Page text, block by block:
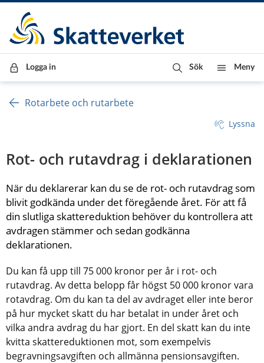
Till innehåll
Till navigationen
Till chattrobot
Logga in Sök Meny
Rotarbete och rutarbete
Lyssna
Rot- och rutavdrag i deklarationen
När du deklarerar kan du se de rot- och rutavdrag som
blivit godkända under det föregående året. För att få
din slutliga skattereduktion behöver du kontrollera att
avdragen stämmer och sedan godkänna
deklarationen.
Du kan få upp till 75 000 kronor per år i rot- och
rutavdrag. Av detta belopp får högst 50 000 kronor vara
rotavdrag. Om du kan ta del av avdraget eller inte beror
på hur mycket skatt du har betalat in under året och
vilka andra avdrag du har gjort. En del skatt kan du inte
kvitta skattereduktionen mot, som exempelvis
begravningsavgiften och allmänna pensionsavgiften.